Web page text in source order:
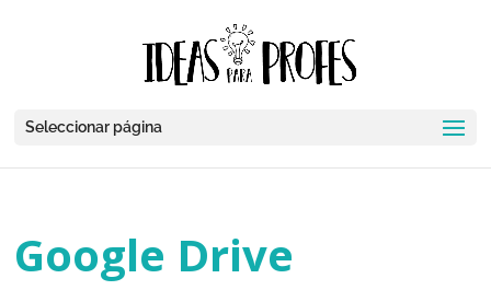
Seleccionar página
Google Drive